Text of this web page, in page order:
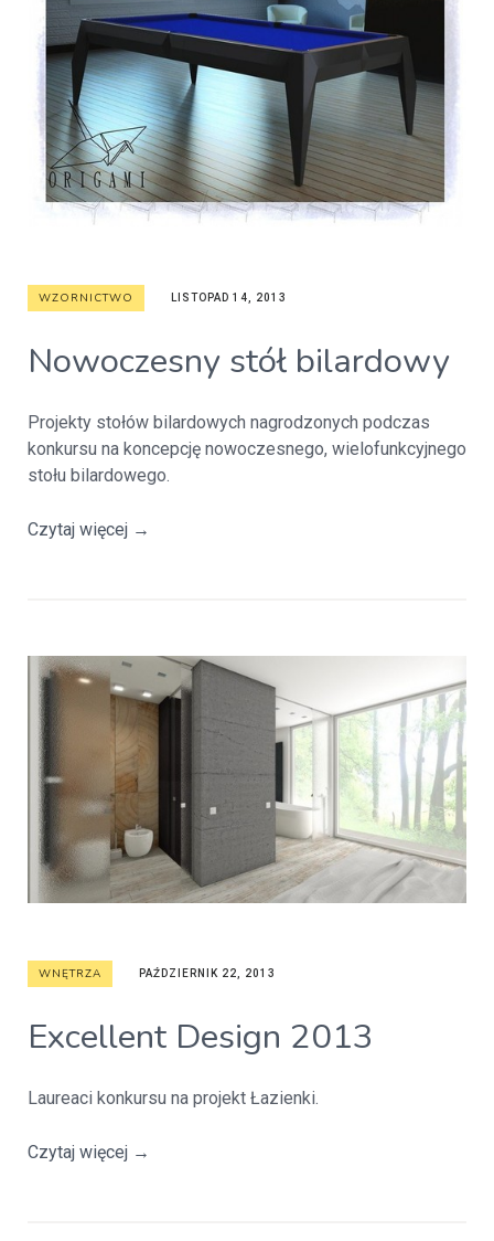
WZORNICTWO LISTOPAD 14, 2013
Nowoczesny stół bilardowy
Projekty stołów bilardowych nagrodzonych podczas
konkursu na koncepcję nowoczesnego, wielofunkcyjnego
stołu bilardowego.
Czytaj więcej →
WNĘTRZA PAŹDZIERNIK 22, 2013
Excellent Design 2013
Laureaci konkursu na projekt Łazienki.
Czytaj więcej →